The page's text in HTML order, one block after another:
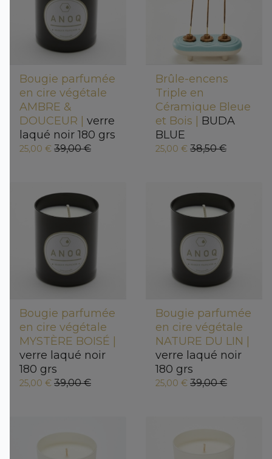
Bougie parfumée
en cire végétale
AMBRE &
DOUCEUR | verre
laqué noir 180 grs
25,00 € 39,00 €
Brûle-encens
Triple en
Céramique Bleue
et Bois | BUDA
BLUE
25,00 € 38,50 €
Bougie parfumée
en cire végétale
MYSTÈRE BOISÉ |
verre laqué noir
180 grs
25,00 € 39,00 €
Bougie parfumée
en cire végétale
NATURE DU LIN |
verre laqué noir
180 grs
25,00 € 39,00 €